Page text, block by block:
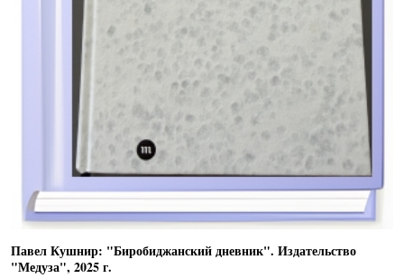
Павел Кушнир: "Биробиджанский дневник". Издательство
"Медуза", 2025 г.